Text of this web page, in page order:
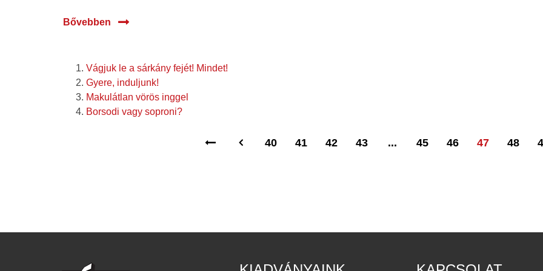
Bővebben
Vágjuk le a sárkány fejét! Mindet!
Gyere, induljunk!
Makulátlan vörös inggel
Borsodi vagy soproni?
40 41 42 43 ... 45 46 47 48